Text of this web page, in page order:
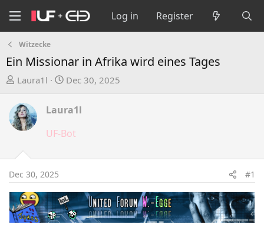
Log in Register
Witzecke
Ein Missionar in Afrika wird eines Tages
T
r
e
a
s
a
r
t
e
Laura1l
S
t
a
e
Dec 30, 2025
Laura1l
UF-Bot
Dec 30, 2025 #1